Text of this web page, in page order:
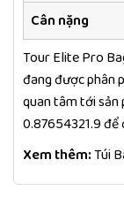
Cân nặng
Tour Elite Pro
đang được phân
quan tâm tới sản
0.87654321.9
Xem thêm:Túi